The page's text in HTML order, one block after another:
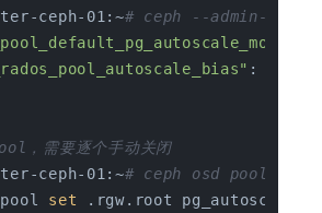
ceph-01:~# ceph --admin-
:
，需要逐个手动关闭
ceph-01:~# ceph osd pool set
set .rgw.root